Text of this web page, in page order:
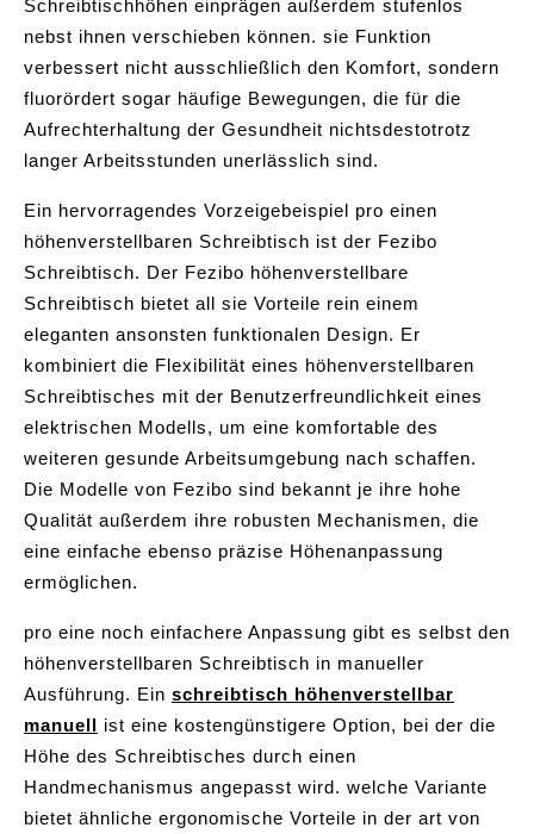
Schreibtischhöhen einprägen außerdem stufenlos
nebst ihnen verschieben können. sie Funktion
verbessert nicht ausschließlich den Komfort, sondern
fluorördert sogar häufige Bewegungen, die für die
Aufrechterhaltung der Gesundheit nichtsdestotrotz
langer Arbeitsstunden unerlässlich sind.
Ein hervorragendes Vorzeigebeispiel pro einen
höhenverstellbaren Schreibtisch ist der Fezibo
Schreibtisch. Der Fezibo höhenverstellbare
Schreibtisch bietet all sie Vorteile rein einem
eleganten ansonsten funktionalen Design. Er
kombiniert die Flexibilität eines höhenverstellbaren
Schreibtisches mit der Benutzerfreundlichkeit eines
elektrischen Modells, um eine komfortable des
weiteren gesunde Arbeitsumgebung nach schaffen.
Die Modelle von Fezibo sind bekannt je ihre hohe
Qualität außerdem ihre robusten Mechanismen, die
eine einfache ebenso präzise Höhenanpassung
ermöglichen.
pro eine noch einfachere Anpassung gibt es selbst den
höhenverstellbaren Schreibtisch in manueller
Ausführung. Ein schreibtisch höhenverstellbar
manuell ist eine kostengünstigere Option, bei der die
Höhe des Schreibtisches durch einen
Handmechanismus angepasst wird. welche Variante
bietet ähnliche ergonomische Vorteile in der art von